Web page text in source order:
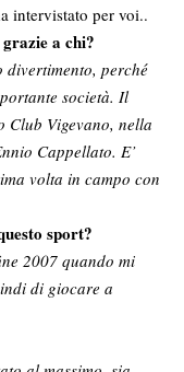
intervistato per voi..
a chi?
divertimento, perché
società. Il
Club Vigevano, nella
Cappellato. E’
volta in campo con
sport?
2007 quando mi
di giocare a